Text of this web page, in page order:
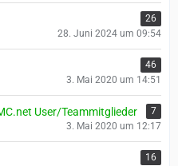
26
28. Juni 2024 um 09:54
46
3. Mai 2020 um 14:51
User/Teammitglieder
7
3. Mai 2020 um 12:17
16